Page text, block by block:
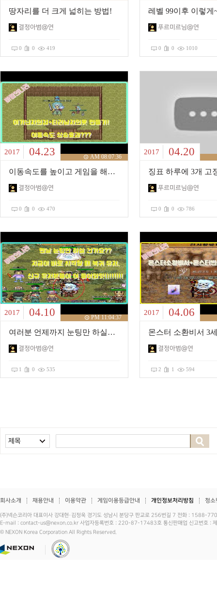
땅자리를 더 크게 넓히는 방법!
결정아범@연
0 0 419
푸르미르님@연
0 0 1010
2017 04.23 AM 08:07:36
이동속도를 높이고 게임을 해봐요~이가닌자의검+타라남자옷
결정아범@연
0 0 470
2017 04.20
푸르미르님@연
0 0 786
2017 04.10 PM 11:04:37
여러분 언제까지 눈팅만 하실건가요..이제 시작하세요!
결정아범@연
1 0 535
2017 04.06
결정아범@연
2 1 594
제목
회사소개 채용안내 이용약관 게임이용등급안내 개인정보처리방침 청소
(주)넥슨코리아 대표이사 강대현·김정욱 경기도 성남시 분당구 판교로 256번길 7 전화 :
E-mail : contact-us@nexon.co.kr 사업자등록번호 : 220-87-17483호 통신판매업 신고번호 :
© NEXON Korea Corporation All Rights Reserved.